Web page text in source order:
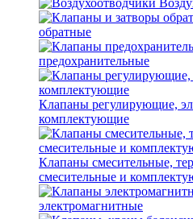
обратные
предохранительные
Клапаны регулирующие,
комплектующие
Клапаны смесительные,
смесительные и
электромагнитные